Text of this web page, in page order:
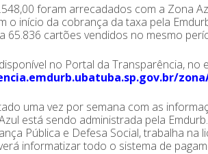
foram arrecadados com a Zona
o início da cobrança da taxa pela
65.836 cartões vendidos no mesmo
no Portal da Transparência, no
uma vez por semana com as
está sendo administrada pela
Pública e Defesa Social, trabalha
informatizar todo o sistema de